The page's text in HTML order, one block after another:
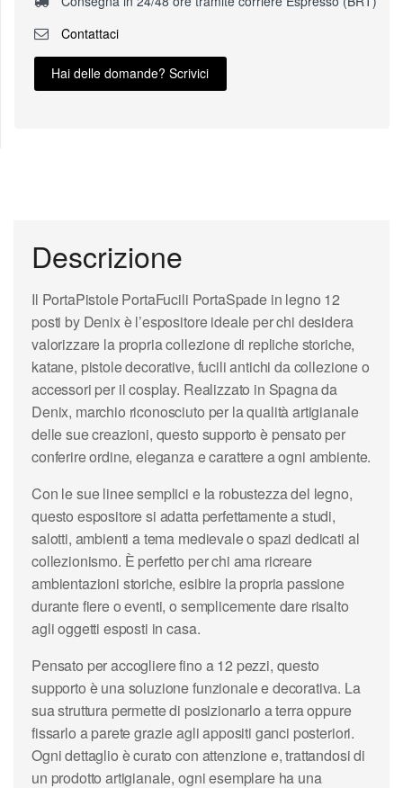
Contattaci
Hai delle domande? Scrivici
Descrizione
Il PortaPistole PortaFucili PortaSpade in legno 12
posti by Denix è l’espositore ideale per chi desidera
valorizzare la propria collezione di repliche storiche,
katane, pistole decorative, fucili antichi da collezione o
accessori per il cosplay. Realizzato in Spagna da
Denix, marchio riconosciuto per la qualità artigianale
delle sue creazioni, questo supporto è pensato per
conferire ordine, eleganza e carattere a ogni ambiente.
Con le sue linee semplici e la robustezza del legno,
questo espositore si adatta perfettamente a studi,
salotti, ambienti a tema medievale o spazi dedicati al
collezionismo. È perfetto per chi ama ricreare
ambientazioni storiche, esibire la propria passione
durante fiere o eventi, o semplicemente dare risalto
agli oggetti esposti in casa.
Pensato per accogliere fino a 12 pezzi, questo
supporto è una soluzione funzionale e decorativa. La
sua struttura permette di posizionarlo a terra oppure
fissarlo a parete grazie agli appositi ganci posteriori.
Ogni dettaglio è curato con attenzione e, trattandosi di
un prodotto artigianale, ogni esemplare ha una